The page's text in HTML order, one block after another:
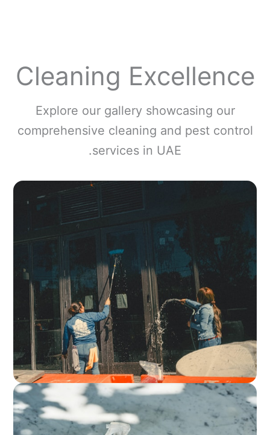
Cleaning Excellence
Explore our gallery showcasing our
comprehensive cleaning and pest control
services in UAE.